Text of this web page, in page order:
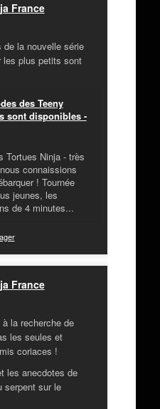
France
de la nouvelle série
les plus petits sont
des Teeny
sont disponibles -
Tortues Ninja - très
connaissions
! Tournée
jeunes, les
de 4 minutes...
France
la recherche de
les seules et
coriaces !
les anecdotes de
serpent sur le